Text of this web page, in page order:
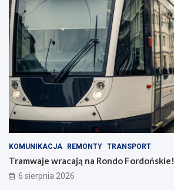
KOMUNIKACJA REMONTY TRANSPORT
Tramwaje wracają na Rondo Fordońskie!
6 sierpnia 2026